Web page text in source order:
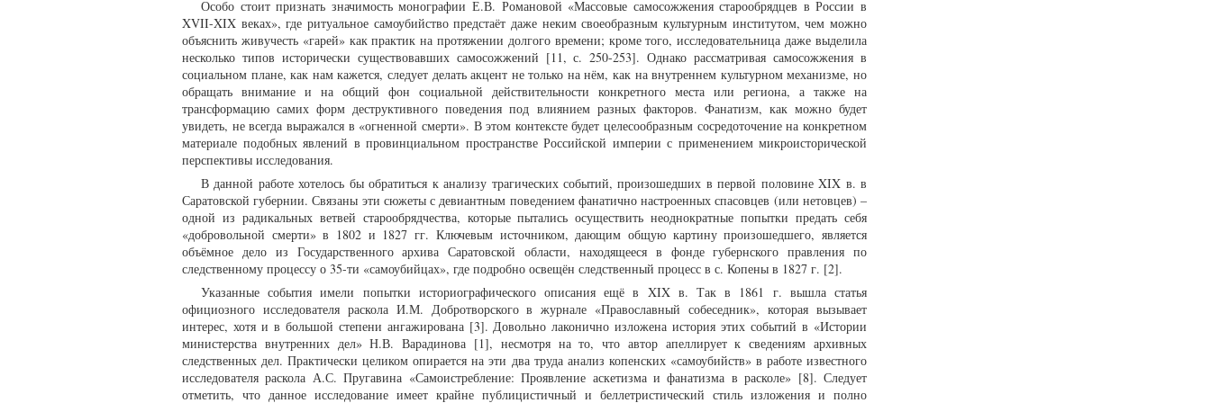
Особо стоит признать значимость монографии Е.В. Романовой «Массовые самосожжения старообрядцев в России в
XVII-XIX веках», где ритуальное самоубийство предстаёт даже неким своеобразным культурным институтом, чем можно
объяснить живучесть «гарей» как практик на протяжении долгого времени; кроме того, исследовательница даже выделила
несколько типов исторически существовавших самосожжений [11, с. 250-253]. Однако рассматривая самосожжения в
социальном плане, как нам кажется, следует делать акцент не только на нём, как на внутреннем культурном механизме, но
обращать внимание и на общий фон социальной действительности конкретного места или региона, а также на
трансформацию самих форм деструктивного поведения под влиянием разных факторов. Фанатизм, как можно будет
увидеть, не всегда выражался в «огненной смерти». В этом контексте будет целесообразным сосредоточение на конкретном
материале подобных явлений в провинциальном пространстве Российской империи с применением микроисторической
перспективы исследования.
В данной работе хотелось бы обратиться к анализу трагических событий, произошедших в первой половине XIX в. в
Саратовской губернии. Связаны эти сюжеты с девиантным поведением фанатично настроенных спасовцев (или нетовцев) –
одной из радикальных ветвей старообрядчества, которые пытались осуществить неоднократные попытки предать себя
«добровольной смерти» в 1802 и 1827 гг. Ключевым источником, дающим общую картину произошедшего, является
объёмное дело из Государственного архива Саратовской области, находящееся в фонде губернского правления по
следственному процессу о 35-ти «самоубийцах», где подробно освещён следственный процесс в с. Копены в 1827 г. [2].
Указанные события имели попытки историографического описания ещё в XIX в. Так в 1861 г. вышла статья
официозного исследователя раскола И.М. Добротворского в журнале «Православный собеседник», которая вызывает
интерес, хотя и в большой степени ангажирована [3]. Довольно лаконично изложена история этих событий в «Истории
министерства внутренних дел» Н.В. Варадинова [1], несмотря на то, что автор апеллирует к сведениям архивных
следственных дел. Практически целиком опирается на эти два труда анализ копенских «самоубийств» в работе известного
исследователя раскола А.С. Пругавина «Самоистребление: Проявление аскетизма и фанатизма в расколе» [8]. Следует
отметить, что данное исследование имеет крайне публицистичный и беллетристический стиль изложения и полно